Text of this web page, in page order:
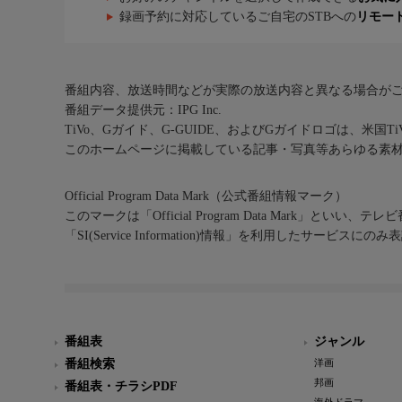
録画予約に対応しているご自宅のSTBへの リモー
番組内容、放送時間などが実際の放送内容と異なる場合が
番組データ提供元：IPG Inc.
TiVo、Gガイド、G-GUIDE、およびGガイドロゴは、米国
このホームページに掲載している記事・写真等あらゆる素
Official Program Data Mark（公式番組情報マーク）
このマークは「Official Program Data Mark」といい、テレ
「SI(Service Information)情報」を利用したサービスにのみ
番組表
番組検索
番組表・チラシPDF
ジャンル
洋画
邦画